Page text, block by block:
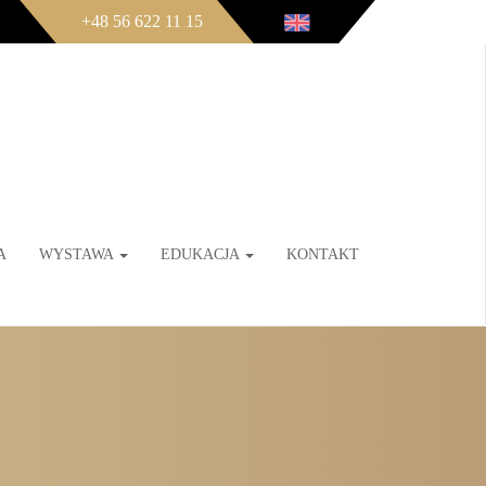
+48 56 622 11 15
WYSTAWA EDUKACJA KONTAKT